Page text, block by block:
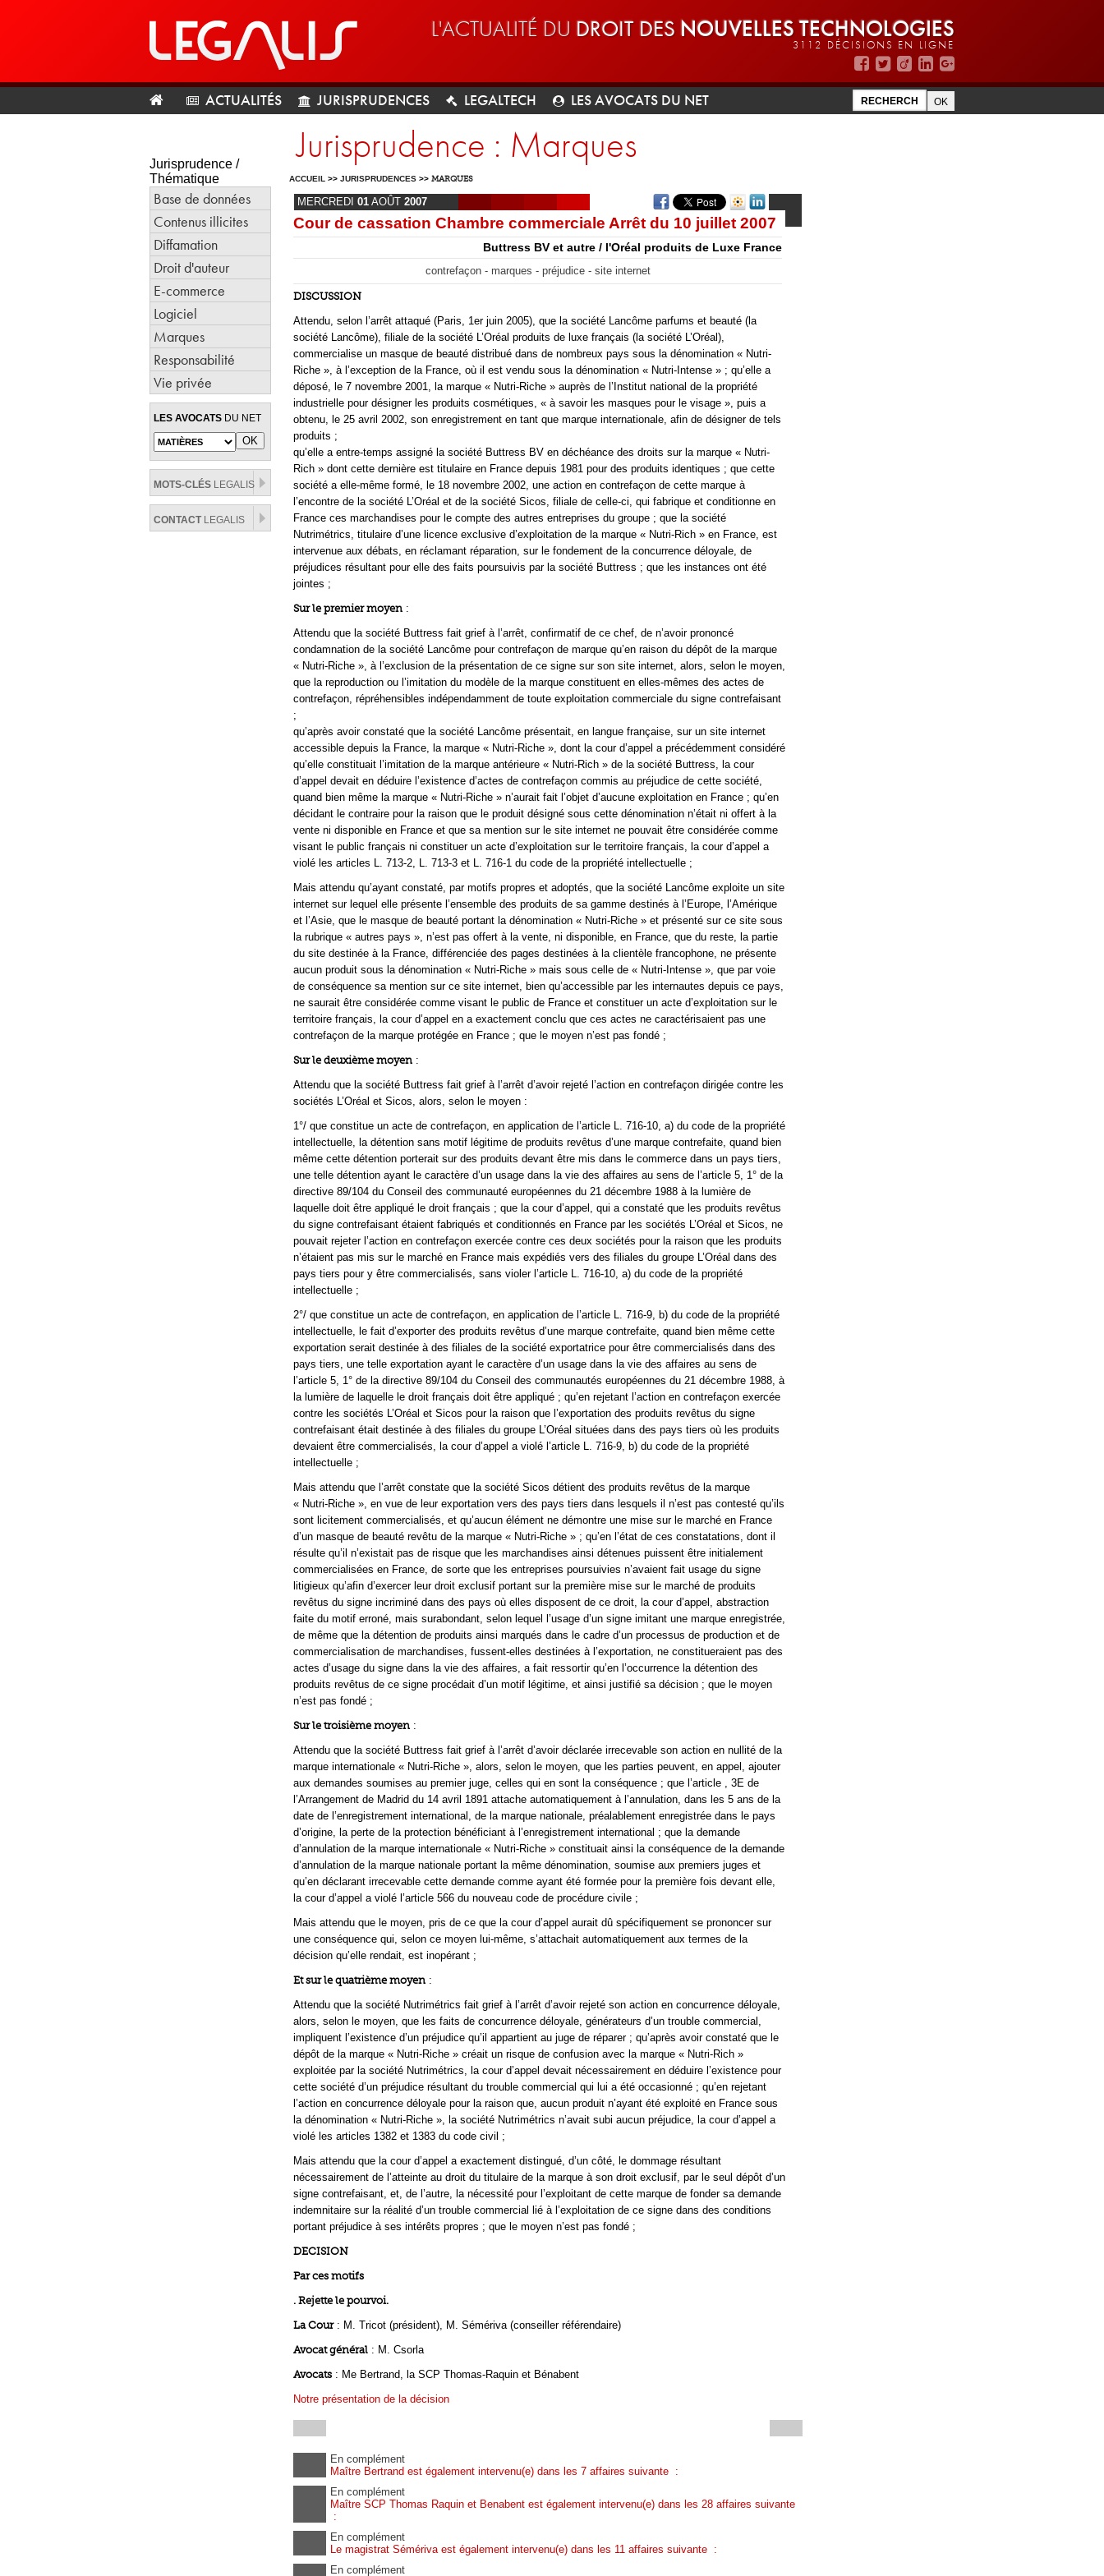
L'ACTUALITÉ DU DROIT DES NOUVELLES TECHNOLOGIES
3112 DÉCISIONS EN LIGNE
ACTUALITÉS JURISPRUDENCES LEGALTECH LES AVOCATS DU NET
Jurisprudence /
Thématique
Base de données
Contenus illicites
Diffamation
Droit d'auteur
E-commerce
Logiciel
Marques
Responsabilité
Vie privée
LES AVOCATS DU NET
MOTS-CLÉS LEGALIS
CONTACTLEGALIS
Jurisprudence : Marques
ACCUEIL >> JURISPRUDENCES >> MARQUES
MERCREDI 01 AOÛT 2007
Cour de cassation Chambre commerciale Arrêt du 10 juillet 2007
Buttress BV et autre / l'Oréal produits de Luxe France
contrefaçon - marques - préjudice - site internet
DISCUSSION
Attendu, selon l’arrêt attaqué (Paris, 1er juin 2005), que la société Lancôme parfums et beauté (la
société Lancôme), filiale de la société L’Oréal produits de luxe français (la société L’Oréal),
commercialise un masque de beauté distribué dans de nombreux pays sous la dénomination « Nutri-
Riche », à l’exception de la France, où il est vendu sous la dénomination « Nutri-Intense » ; qu’elle a
déposé, le 7 novembre 2001, la marque « Nutri-Riche » auprès de l’Institut national de la propriété
industrielle pour désigner les produits cosmétiques, « à savoir les masques pour le visage », puis a
obtenu, le 25 avril 2002, son enregistrement en tant que marque internationale, afin de désigner de tels
produits ;
qu’elle a entre-temps assigné la société Buttress BV en déchéance des droits sur la marque « Nutri-
Rich » dont cette dernière est titulaire en France depuis 1981 pour des produits identiques ; que cette
société a elle-même formé, le 18 novembre 2002, une action en contrefaçon de cette marque à
l’encontre de la société L’Oréal et de la société Sicos, filiale de celle-ci, qui fabrique et conditionne en
France ces marchandises pour le compte des autres entreprises du groupe ; que la société
Nutrimétrics, titulaire d’une licence exclusive d’exploitation de la marque « Nutri-Rich » en France, est
intervenue aux débats, en réclamant réparation, sur le fondement de la concurrence déloyale, de
préjudices résultant pour elle des faits poursuivis par la société Buttress ; que les instances ont été
jointes ;
Sur le premier moyen :
Attendu que la société Buttress fait grief à l’arrêt, confirmatif de ce chef, de n’avoir prononcé
condamnation de la société Lancôme pour contrefaçon de marque qu’en raison du dépôt de la marque
« Nutri-Riche », à l’exclusion de la présentation de ce signe sur son site internet, alors, selon le moyen,
que la reproduction ou l’imitation du modèle de la marque constituent en elles-mêmes des actes de
contrefaçon, répréhensibles indépendamment de toute exploitation commerciale du signe contrefaisant
;
qu’après avoir constaté que la société Lancôme présentait, en langue française, sur un site internet
accessible depuis la France, la marque « Nutri-Riche », dont la cour d’appel a précédemment considéré
qu’elle constituait l’imitation de la marque antérieure « Nutri-Rich » de la société Buttress, la cour
d’appel devait en déduire l’existence d’actes de contrefaçon commis au préjudice de cette société,
quand bien même la marque « Nutri-Riche » n’aurait fait l’objet d’aucune exploitation en France ; qu’en
décidant le contraire pour la raison que le produit désigné sous cette dénomination n’était ni offert à la
vente ni disponible en France et que sa mention sur le site internet ne pouvait être considérée comme
visant le public français ni constituer un acte d’exploitation sur le territoire français, la cour d’appel a
violé les articles L. 713-2, L. 713-3 et L. 716-1 du code de la propriété intellectuelle ;
Mais attendu qu’ayant constaté, par motifs propres et adoptés, que la société Lancôme exploite un site
internet sur lequel elle présente l’ensemble des produits de sa gamme destinés à l’Europe, l’Amérique
et l’Asie, que le masque de beauté portant la dénomination « Nutri-Riche » et présenté sur ce site sous
la rubrique « autres pays », n’est pas offert à la vente, ni disponible, en France, que du reste, la partie
du site destinée à la France, différenciée des pages destinées à la clientèle francophone, ne présente
aucun produit sous la dénomination « Nutri-Riche » mais sous celle de « Nutri-Intense », que par voie
de conséquence sa mention sur ce site internet, bien qu’accessible par les internautes depuis ce pays,
ne saurait être considérée comme visant le public de France et constituer un acte d’exploitation sur le
territoire français, la cour d’appel en a exactement conclu que ces actes ne caractérisaient pas une
contrefaçon de la marque protégée en France ; que le moyen n’est pas fondé ;
Sur le deuxième moyen :
Attendu que la société Buttress fait grief à l’arrêt d’avoir rejeté l’action en contrefaçon dirigée contre les
sociétés L’Oréal et Sicos, alors, selon le moyen :
1°/ que constitue un acte de contrefaçon, en application de l’article L. 716-10, a) du code de la propriété
intellectuelle, la détention sans motif légitime de produits revêtus d’une marque contrefaite, quand bien
même cette détention porterait sur des produits devant être mis dans le commerce dans un pays tiers,
une telle détention ayant le caractère d’un usage dans la vie des affaires au sens de l’article 5, 1° de la
directive 89/104 du Conseil des communauté européennes du 21 décembre 1988 à la lumière de
laquelle doit être appliqué le droit français ; que la cour d’appel, qui a constaté que les produits revêtus
du signe contrefaisant étaient fabriqués et conditionnés en France par les sociétés L’Oréal et Sicos, ne
pouvait rejeter l’action en contrefaçon exercée contre ces deux sociétés pour la raison que les produits
n’étaient pas mis sur le marché en France mais expédiés vers des filiales du groupe L’Oréal dans des
pays tiers pour y être commercialisés, sans violer l’article L. 716-10, a) du code de la propriété
intellectuelle ;
2°/ que constitue un acte de contrefaçon, en application de l’article L. 716-9, b) du code de la propriété
intellectuelle, le fait d’exporter des produits revêtus d’une marque contrefaite, quand bien même cette
exportation serait destinée à des filiales de la société exportatrice pour être commercialisés dans des
pays tiers, une telle exportation ayant le caractère d’un usage dans la vie des affaires au sens de
l’article 5, 1° de la directive 89/104 du Conseil des communautés européennes du 21 décembre 1988, à
la lumière de laquelle le droit français doit être appliqué ; qu’en rejetant l’action en contrefaçon exercée
contre les sociétés L’Oréal et Sicos pour la raison que l’exportation des produits revêtus du signe
contrefaisant était destinée à des filiales du groupe L’Oréal situées dans des pays tiers où les produits
devaient être commercialisés, la cour d’appel a violé l’article L. 716-9, b) du code de la propriété
intellectuelle ;
Mais attendu que l’arrêt constate que la société Sicos détient des produits revêtus de la marque
« Nutri-Riche », en vue de leur exportation vers des pays tiers dans lesquels il n’est pas contesté qu’ils
sont licitement commercialisés, et qu’aucun élément ne démontre une mise sur le marché en France
d’un masque de beauté revêtu de la marque « Nutri-Riche » ; qu’en l’état de ces constatations, dont il
résulte qu’il n’existait pas de risque que les marchandises ainsi détenues puissent être initialement
commercialisées en France, de sorte que les entreprises poursuivies n’avaient fait usage du signe
litigieux qu’afin d’exercer leur droit exclusif portant sur la première mise sur le marché de produits
revêtus du signe incriminé dans des pays où elles disposent de ce droit, la cour d’appel, abstraction
faite du motif erroné, mais surabondant, selon lequel l’usage d’un signe imitant une marque enregistrée,
de même que la détention de produits ainsi marqués dans le cadre d’un processus de production et de
commercialisation de marchandises, fussent-elles destinées à l’exportation, ne constitueraient pas des
actes d’usage du signe dans la vie des affaires, a fait ressortir qu’en l’occurrence la détention des
produits revêtus de ce signe procédait d’un motif légitime, et ainsi justifié sa décision ; que le moyen
n’est pas fondé ;
Sur le troisième moyen :
Attendu que la société Buttress fait grief à l’arrêt d’avoir déclarée irrecevable son action en nullité de la
marque internationale « Nutri-Riche », alors, selon le moyen, que les parties peuvent, en appel, ajouter
aux demandes soumises au premier juge, celles qui en sont la conséquence ; que l’article , 3E de
l’Arrangement de Madrid du 14 avril 1891 attache automatiquement à l’annulation, dans les 5 ans de la
date de l’enregistrement international, de la marque nationale, préalablement enregistrée dans le pays
d’origine, la perte de la protection bénéficiant à l’enregistrement international ; que la demande
d’annulation de la marque internationale « Nutri-Riche » constituait ainsi la conséquence de la demande
d’annulation de la marque nationale portant la même dénomination, soumise aux premiers juges et
qu’en déclarant irrecevable cette demande comme ayant été formée pour la première fois devant elle,
la cour d’appel a violé l’article 566 du nouveau code de procédure civile ;
Mais attendu que le moyen, pris de ce que la cour d’appel aurait dû spécifiquement se prononcer sur
une conséquence qui, selon ce moyen lui-même, s’attachait automatiquement aux termes de la
décision qu’elle rendait, est inopérant ;
Et sur le quatrième moyen :
Attendu que la société Nutrimétrics fait grief à l’arrêt d’avoir rejeté son action en concurrence déloyale,
alors, selon le moyen, que les faits de concurrence déloyale, générateurs d’un trouble commercial,
impliquent l’existence d’un préjudice qu’il appartient au juge de réparer ; qu’après avoir constaté que le
dépôt de la marque « Nutri-Riche » créait un risque de confusion avec la marque « Nutri-Rich »
exploitée par la société Nutrimétrics, la cour d’appel devait nécessairement en déduire l’existence pour
cette société d’un préjudice résultant du trouble commercial qui lui a été occasionné ; qu’en rejetant
l’action en concurrence déloyale pour la raison que, aucun produit n’ayant été exploité en France sous
la dénomination « Nutri-Riche », la société Nutrimétrics n’avait subi aucun préjudice, la cour d’appel a
violé les articles 1382 et 1383 du code civil ;
Mais attendu que la cour d’appel a exactement distingué, d’un côté, le dommage résultant
nécessairement de l’atteinte au droit du titulaire de la marque à son droit exclusif, par le seul dépôt d’un
signe contrefaisant, et, de l’autre, la nécessité pour l’exploitant de cette marque de fonder sa demande
indemnitaire sur la réalité d’un trouble commercial lié à l’exploitation de ce signe dans des conditions
portant préjudice à ses intérêts propres ; que le moyen n’est pas fondé ;
DECISION
Par ces motifs
. Rejette le pourvoi.
La Cour: M. Tricot (président), M. Sémériva (conseiller référendaire)
Avocat général : M. Csorla
Avocats : Me Bertrand, la SCP Thomas-Raquin et Bénabent
Notre présentation de la décision
En complément
Maître Bertrand est également intervenu(e) dans les 7 affaires suivante :
En complément
Maître SCP Thomas Raquin et Benabent est également intervenu(e) dans les 28 affaires suivante
:
En complément
Le magistrat Sémériva est également intervenu(e) dans les 11 affaires suivante :
En complément